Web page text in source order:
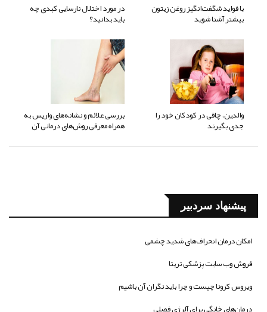
با فواید شگفت‌انگیز روغن زیتون
بیشتر آشنا شوید
در مورد اختلال نارسایی کبدی چه
باید بدانید؟
والدین، چاقی در کودکان خود را
جدی بگیرند
بررسی علائم و نشانه‌های واریس به
همراه معرفی روش‌های درمانی آن
پیشنهاد سردبیر
امکان درمان انحراف‌های شدید چشمی
فروش وب سایت پزشکی تریتا
ویروس کرونا چیست و چرا باید نگران آن باشیم